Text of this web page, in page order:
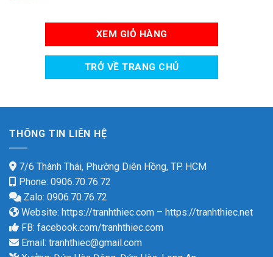
XEM GIỎ HÀNG
TRỞ VỀ TRANG CHỦ
THÔNG TIN LIÊN HỆ
7/6 Thành Thái, Phường Diên Hồng, TP. HCM
Phone: 0906.70.76.72
Zalo: 0906.70.76.72
Website: https://tranhthiec.com – https://tranhthiec.net
FB: facebook.com/tranhthiec.com
Email: tranhthiec@gmail.com